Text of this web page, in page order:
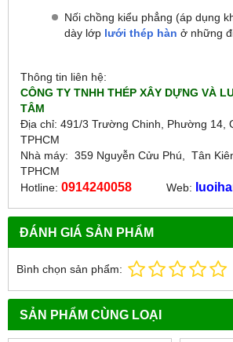
Nối chồng kiểu phẳng (áp dụng
dày lớp lưới thép hàn ở những
Thông tin liên hệ:
CÔNG TY TNHH THÉP XÂY DỰNG VÀ
TÂM
Địa chỉ: 491/3 Trường Chinh, Phường 14,
TPHCM
Nhà máy: 359 Nguyễn Cửu Phú, Tân
TPHCM
Hotline: 0914240058 Web:
ĐÁNH GIÁ SẢN PHẨM
Bình chọn sản phẩm:
SẢN PHẨM CÙNG LOẠI